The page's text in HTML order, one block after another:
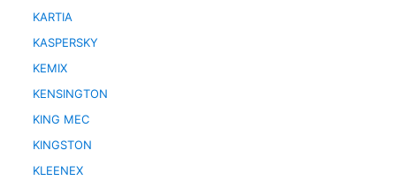
KARTIA
KASPERSKY
KEMIX
KENSINGTON
KING MEC
KINGSTON
KLEENEX